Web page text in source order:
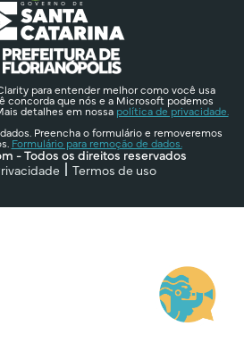
para entender melhor como você usa
concorda que nós e a Microsoft podemos
detalhes em nossa política de privacidade.
Preencha o formulário e removeremos
Formulário para remoção de dados.
- Todos os direitos reservados
Termos de uso